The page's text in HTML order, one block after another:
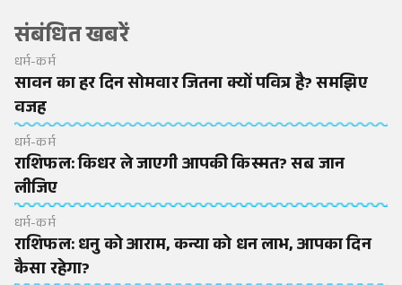
संबंधित खबरें
धर्म-कर्म
सावन का हर दिन सोमवार जितना क्यों पवित्र है? समझिए
वजह
धर्म-कर्म
राशिफल: किधर ले जाएगी आपकी किस्मत? सब जान
लीजिए
धर्म-कर्म
राशिफल: धनु को आराम, कन्या को धन लाभ, आपका दिन
कैसा रहेगा?